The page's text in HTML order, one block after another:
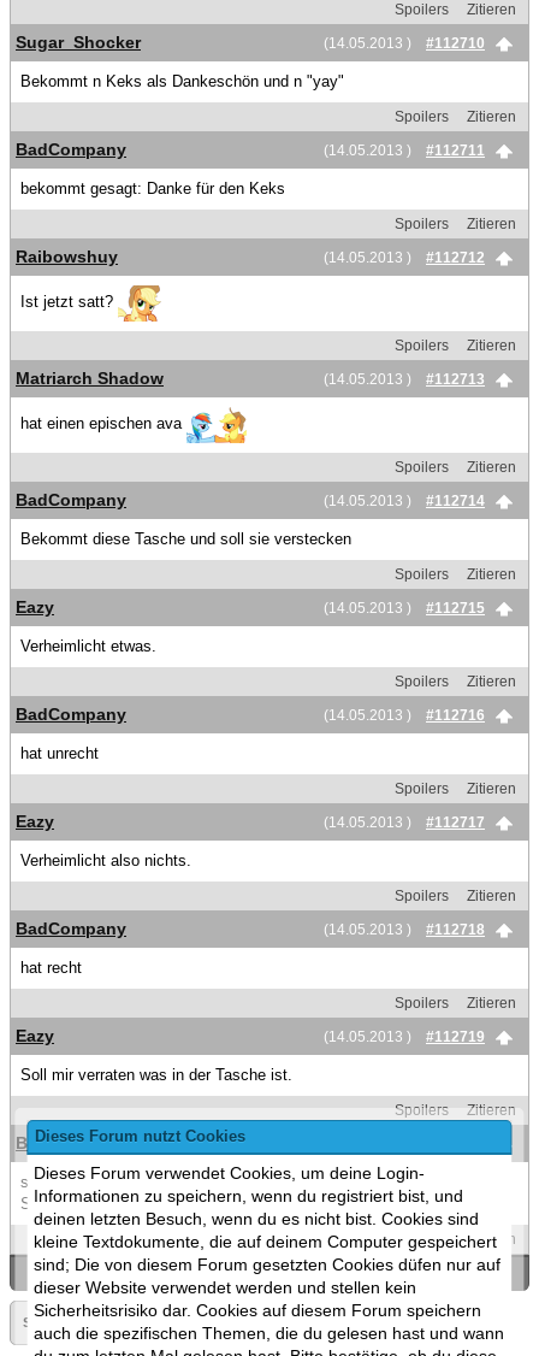
Dieses Forum nutzt Cookies
Dieses Forum verwendet Cookies, um deine Login-
Informationen zu speichern, wenn du registriert bist, und
deinen letzten Besuch, wenn du es nicht bist. Cookies sind
kleine Textdokumente, die auf deinem Computer gespeichert
sind; Die von diesem Forum gesetzten Cookies düfen nur auf
dieser Website verwendet werden und stellen kein
Sicherheitsrisiko dar. Cookies auf diesem Forum speichern
auch die spezifischen Themen, die du gelesen hast und wann
Spoilers
Zitieren
(14.05.2013 )
#112710
Sugar_Shocker
Bekommt n Keks als Dankeschön und n "yay"
Spoilers
Zitieren
(14.05.2013 )
#112711
BadCompany
bekommt gesagt: Danke für den Keks
Spoilers
Zitieren
(14.05.2013 )
#112712
Raibowshuy
Ist jetzt satt?
Spoilers
Zitieren
(14.05.2013 )
#112713
Matriarch Shadow
hat einen epischen ava
Spoilers
Zitieren
(14.05.2013 )
#112714
BadCompany
Bekommt diese Tasche und soll sie verstecken
Spoilers
Zitieren
(14.05.2013 )
#112715
Eazy
Verheimlicht etwas.
Spoilers
Zitieren
(14.05.2013 )
#112716
BadCompany
hat unrecht
Spoilers
Zitieren
(14.05.2013 )
#112717
Eazy
Verheimlicht also nichts.
Spoilers
Zitieren
(14.05.2013 )
#112718
BadCompany
hat recht
Spoilers
Zitieren
(14.05.2013 )
#112719
Eazy
Soll mir verraten was in der Tasche ist.
Spoilers
Zitieren
BadCompany
soll wissen was drin ist und zwar
Spoiler(Öffnen)
Spoilers Zitieren
«Ein Thema zurück|Ein Thema vor»
Seite: